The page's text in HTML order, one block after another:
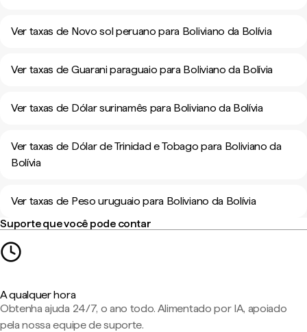
Ver taxas de Novo sol peruano para Boliviano da Bolívia
Ver taxas de Guarani paraguaio para Boliviano da Bolívia
Ver taxas de Dólar surinamês para Boliviano da Bolívia
Ver taxas de Dólar de Trinidad e Tobago para Boliviano da
Bolívia
Ver taxas de Peso uruguaio para Boliviano da Bolívia
Suporte que você pode contar
A qualquer hora
Obtenha ajuda 24/7, o ano todo. Alimentado por IA, apoiado
pela nossa equipe de suporte.